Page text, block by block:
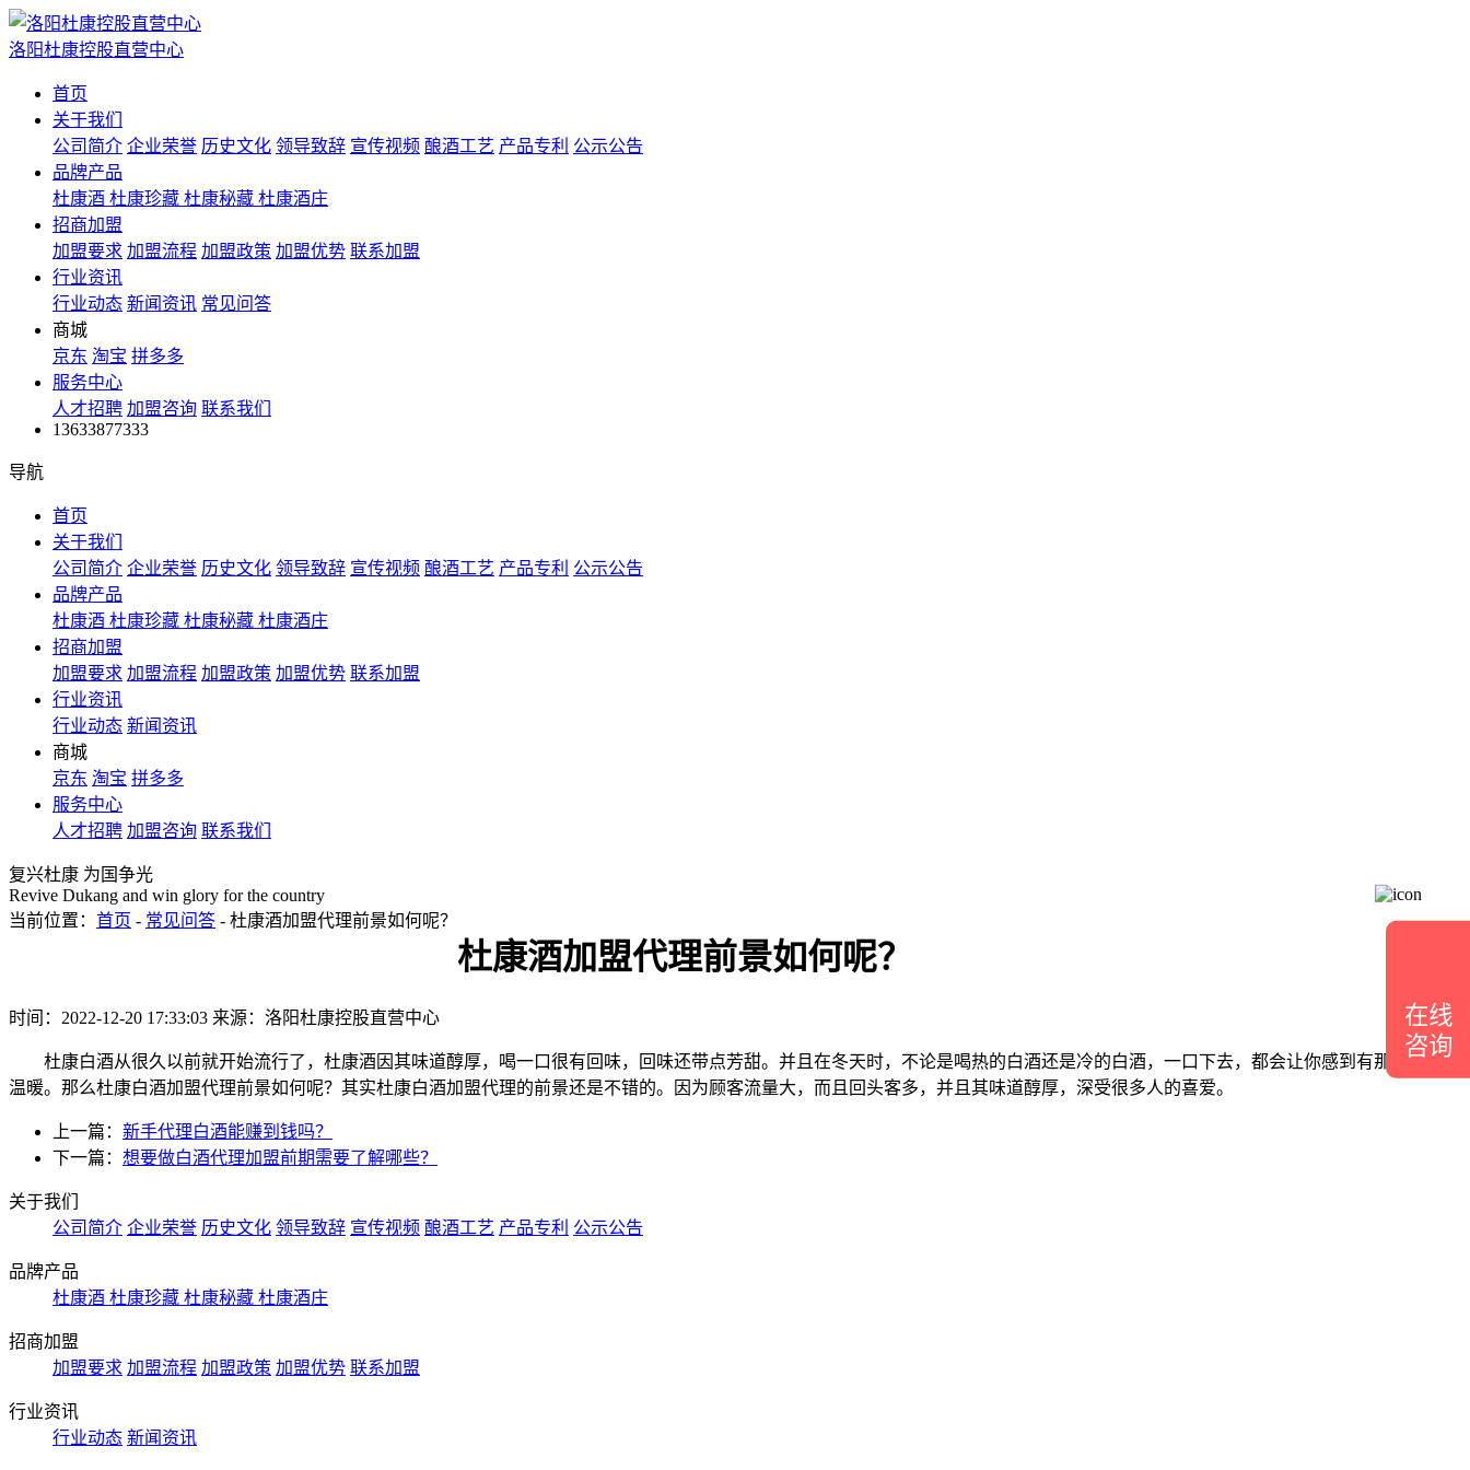
洛阳杜康控股直营中心
首页
关于我们
公司简介 企业荣誉 历史文化 领导致辞 宣传视频 酿酒工艺 产品专利 公示公告
品牌产品
杜康酒 杜康珍藏 杜康秘藏 杜康酒庄
招商加盟
加盟要求 加盟流程 加盟政策 加盟优势 联系加盟
行业资讯
行业动态 新闻资讯 常见问答
商城
京东 淘宝 拼多多
服务中心
人才招聘 加盟咨询 联系我们
13633877333
导航
首页
关于我们
公司简介 企业荣誉 历史文化 领导致辞 宣传视频 酿酒工艺 产品专利 公示公告
品牌产品
杜康酒 杜康珍藏 杜康秘藏 杜康酒庄
招商加盟
加盟要求 加盟流程 加盟政策 加盟优势 联系加盟
行业资讯
行业动态 新闻资讯
商城
京东 淘宝 拼多多
服务中心
人才招聘 加盟咨询 联系我们
复兴杜康 为国争光
Revive Dukang and win glory for the country
当前位置： 首页 - 常见问答 - 杜康酒加盟代理前景如何呢？
杜康酒加盟代理前景如何呢？
时间：2022-12-20 17:33:03 来源：洛阳杜康控股直营中心
杜康白酒从很久以前就开始流行了，杜康酒因其味道醇厚，喝一口很有回味，回味还带点芳甜。并且在冬天时，不论是喝热的白酒还是冷的白酒，一口下去，都会让你感到有那么一点的
温暖。那么杜康白酒加盟代理前景如何呢？其实杜康白酒加盟代理的前景还是不错的。因为顾客流量大，而且回头客多，并且其味道醇厚，深受很多人的喜爱。
上一篇： 新手代理白酒能赚到钱吗？
下一篇： 想要做白酒代理加盟前期需要了解哪些？
关于我们
公司简介 企业荣誉 历史文化 领导致辞 宣传视频 酿酒工艺 产品专利 公示公告
品牌产品
杜康酒 杜康珍藏 杜康秘藏 杜康酒庄
招商加盟
加盟要求 加盟流程 加盟政策 加盟优势 联系加盟
行业资讯
行业动态 新闻资讯
在线
咨询